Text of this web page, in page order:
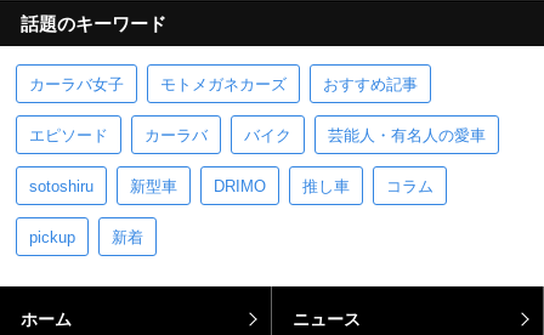
話題のキーワード
カーラバ女子 モトメガネカーズ おすすめ記事
エピソード カーラバ バイク 芸能人・有名人の愛車
sotoshiru 新型車 DRIMO 推し車 コラム
pickup 新着
ホーム ニュース